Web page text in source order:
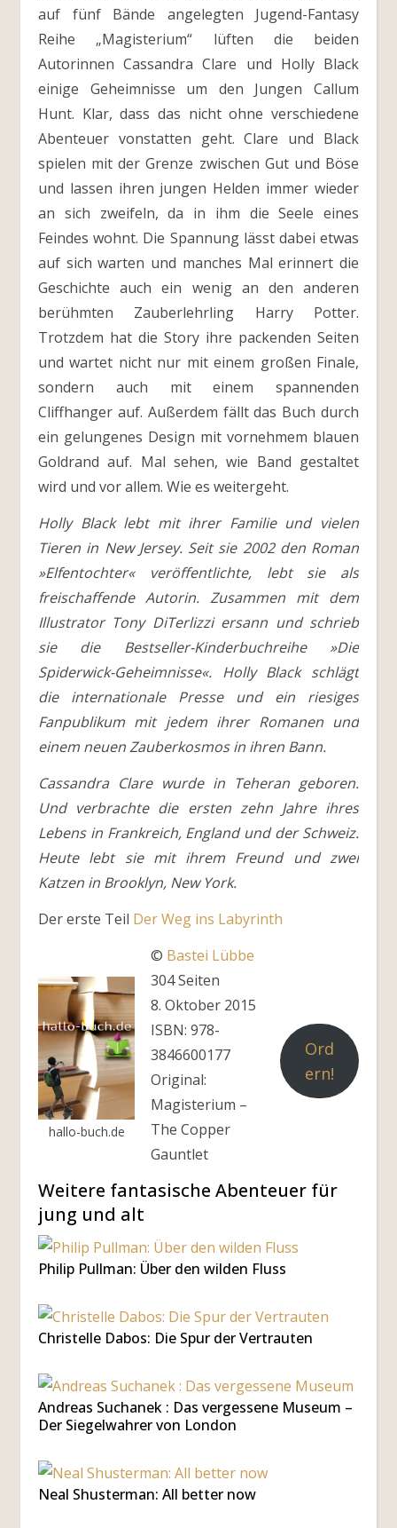
auf fünf Bände angelegten Jugend-Fantasy
Reihe „Magisterium“ lüften die beiden
Autorinnen Cassandra Clare und Holly Black
einige Geheimnisse um den Jungen Callum
Hunt. Klar, dass das nicht ohne verschiedene
Abenteuer vonstatten geht. Clare und Black
spielen mit der Grenze zwischen Gut und Böse
und lassen ihren jungen Helden immer wieder
an sich zweifeln, da in ihm die Seele eines
Feindes wohnt. Die Spannung lässt dabei etwas
auf sich warten und manches Mal erinnert die
Geschichte auch ein wenig an den anderen
berühmten Zauberlehrling Harry Potter.
Trotzdem hat die Story ihre packenden Seiten
und wartet nicht nur mit einem großen Finale,
sondern auch mit einem spannenden
Cliffhanger auf. Außerdem fällt das Buch durch
ein gelungenes Design mit vornehmem blauen
Goldrand auf. Mal sehen, wie Band gestaltet
wird und vor allem. Wie es weitergeht.
Holly Black lebt mit ihrer Familie und vielen
Tieren in New Jersey. Seit sie 2002 den Roman
»Elfentochter« veröffentlichte, lebt sie als
freischaffende Autorin. Zusammen mit dem
Illustrator Tony DiTerlizzi ersann und schrieb
sie die Bestseller-Kinderbuchreihe »Die
Spiderwick-Geheimnisse«. Holly Black schlägt
die internationale Presse und ein riesiges
Fanpublikum mit jedem ihrer Romanen und
einem neuen Zauberkosmos in ihren Bann.
Cassandra Clare wurde in Teheran geboren.
Und verbrachte die ersten zehn Jahre ihres
Lebens in Frankreich, England und der Schweiz.
Heute lebt sie mit ihrem Freund und zwei
Katzen in Brooklyn, New York.
Der erste Teil Der Weg ins Labyrinth
hallo-buch.de
© Bastei Lübbe
304 Seiten
8. Oktober 2015
ISBN: 978-
3846600177
Original:
Magisterium –
The Copper
Gauntlet
Ord
ern!
Weitere fantasische Abenteuer für
jung und alt
Philip Pullman: Über den wilden Fluss
Christelle Dabos: Die Spur der Vertrauten
Andreas Suchanek : Das vergessene Museum –
Der Siegelwahrer von London
Neal Shusterman: All better now